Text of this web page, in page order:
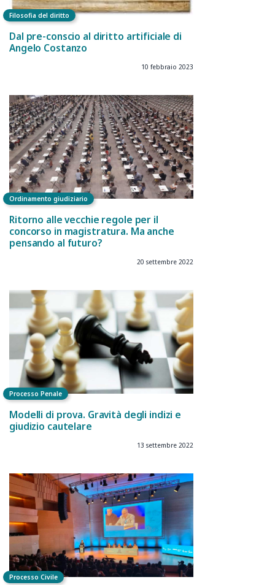
Filosofia del diritto
Dal pre-conscio al diritto artificiale di
Angelo Costanzo
10 febbraio 2023
Ordinamento giudiziario
Ritorno alle vecchie regole per il
concorso in magistratura. Ma anche
pensando al futuro?
20 settembre 2022
Processo Penale
Modelli di prova. Gravità degli indizi e
giudizio cautelare
13 settembre 2022
Processo Civile